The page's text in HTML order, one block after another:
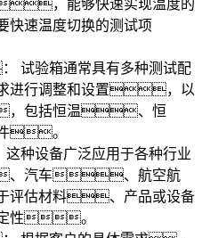
，能够快速实现温度的
速温度切换的测试项
验箱通常具有多种测试配
进行调整和设置，以
，包括恒温、恒
。
设备广泛应用于各种行业
、汽车、航空航
估材料、产品或设备
定性。